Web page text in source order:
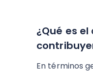
¿Qué es
En términos